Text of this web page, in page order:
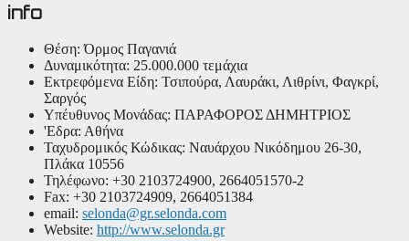
info
Θέση: Όρμος Παγανιά
Δυναμικότητα: 25.000.000 τεμάχια
Εκτρεφόμενα Είδη: Τσιπούρα, Λαυράκι, Λιθρίνι, Φαγκρί,
Σαργός
Υπέυθυνος Μονάδας: ΠΑΡΑΦΟΡΟΣ ΔΗΜΗΤΡΙΟΣ
'Εδρα: Αθήνα
Ταχυδρομικός Κώδικας: Ναυάρχου Νικόδημου 26-30,
Πλάκα 10556
Τηλέφωνο: +30 2103724900, 2664051570-2
Fax: +30 2103724909, 2664051384
email: selonda@gr.selonda.com
Website: http://www.selonda.gr